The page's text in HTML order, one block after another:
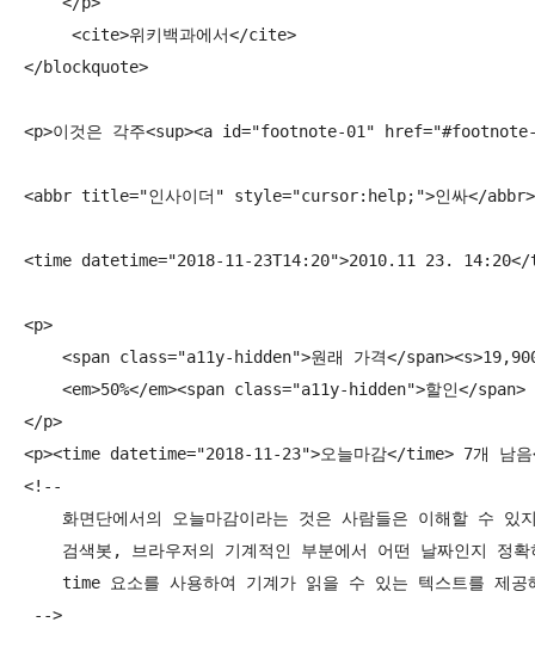
     <cite>위키백과에서</cite>
</blockquote>
<p>이것은 각주<sup><a id="footnote-01"
<abbr title="인사이더" style="cursor:help;">인싸</abbr>
<time datetime="2018-11-23T14:20">2010.11 23. 14:20</
<p>
<span class="a11y-hidden">원래 가격</
<em>50%</em><span class="a11y-hidden">할인</span>
</p>
<p><time datetime="2018-11-23">오늘마감</time> 7개 남
<!--
화면단에서의 오늘마감이라는 것은 사람들은 이해할 수 있
검색봇, 브라우저의 기계적인 부분에서 어떤 날짜인지 정
time 요소를 사용하여 기계가 읽을 수 있는 텍스트를 제공
-->